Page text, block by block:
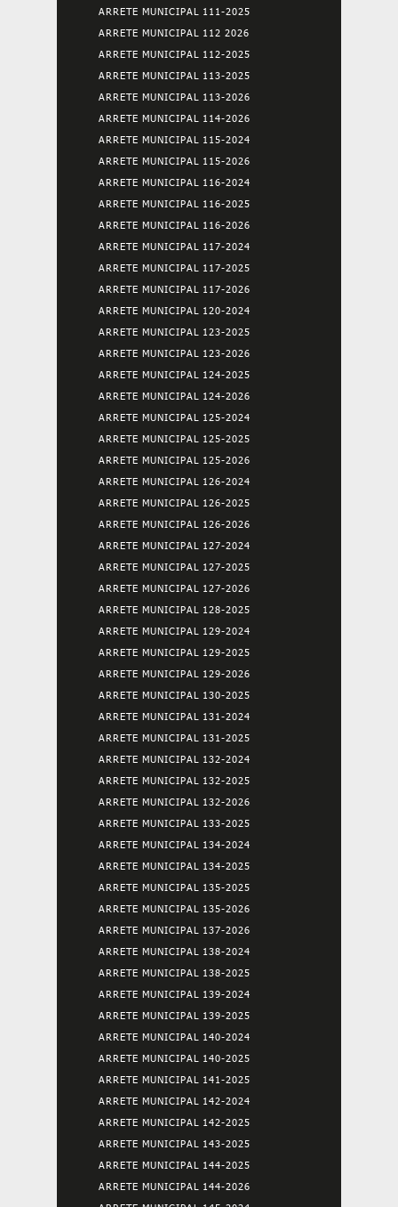
ARRETE MUNICIPAL 111-2025
ARRETE MUNICIPAL 112 2026
ARRETE MUNICIPAL 112-2025
ARRETE MUNICIPAL 113-2025
ARRETE MUNICIPAL 113-2026
ARRETE MUNICIPAL 114-2026
ARRETE MUNICIPAL 115-2024
ARRETE MUNICIPAL 115-2026
ARRETE MUNICIPAL 116-2024
ARRETE MUNICIPAL 116-2025
ARRETE MUNICIPAL 116-2026
ARRETE MUNICIPAL 117-2024
ARRETE MUNICIPAL 117-2025
ARRETE MUNICIPAL 117-2026
ARRETE MUNICIPAL 120-2024
ARRETE MUNICIPAL 123-2025
ARRETE MUNICIPAL 123-2026
ARRETE MUNICIPAL 124-2025
ARRETE MUNICIPAL 124-2026
ARRETE MUNICIPAL 125-2024
ARRETE MUNICIPAL 125-2025
ARRETE MUNICIPAL 125-2026
ARRETE MUNICIPAL 126-2024
ARRETE MUNICIPAL 126-2025
ARRETE MUNICIPAL 126-2026
ARRETE MUNICIPAL 127-2024
ARRETE MUNICIPAL 127-2025
ARRETE MUNICIPAL 127-2026
ARRETE MUNICIPAL 128-2025
ARRETE MUNICIPAL 129-2024
ARRETE MUNICIPAL 129-2025
ARRETE MUNICIPAL 129-2026
ARRETE MUNICIPAL 130-2025
ARRETE MUNICIPAL 131-2024
ARRETE MUNICIPAL 131-2025
ARRETE MUNICIPAL 132-2024
ARRETE MUNICIPAL 132-2025
ARRETE MUNICIPAL 132-2026
ARRETE MUNICIPAL 133-2025
ARRETE MUNICIPAL 134-2024
ARRETE MUNICIPAL 134-2025
ARRETE MUNICIPAL 135-2025
ARRETE MUNICIPAL 135-2026
ARRETE MUNICIPAL 137-2026
ARRETE MUNICIPAL 138-2024
ARRETE MUNICIPAL 138-2025
ARRETE MUNICIPAL 139-2024
ARRETE MUNICIPAL 139-2025
ARRETE MUNICIPAL 140-2024
ARRETE MUNICIPAL 140-2025
ARRETE MUNICIPAL 141-2025
ARRETE MUNICIPAL 142-2024
ARRETE MUNICIPAL 142-2025
ARRETE MUNICIPAL 143-2025
ARRETE MUNICIPAL 144-2025
ARRETE MUNICIPAL 144-2026